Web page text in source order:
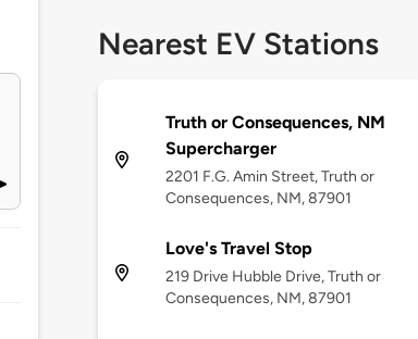
Nearest EV Stations
Truth or Consequences, NM
Supercharger
2201 F.G. Amin Street, Truth or
Consequences, NM, 87901
Love's Travel Stop
219 Drive Hubble Drive, Truth or
Consequences, NM, 87901